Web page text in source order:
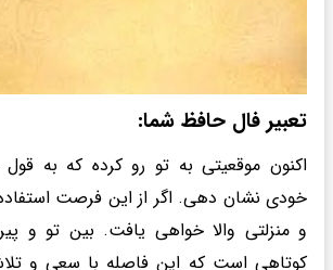
تعبیر فال حافظ شما:
اکنون موقعیتی به تو رو کرده که به
خودی نشان دهی. اگر از این فرصت
و منزلتی والا خواهی یافت. بین تو و
کوتاهی است که این فاصله با سعی و